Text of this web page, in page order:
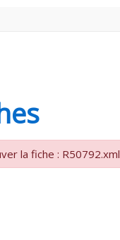
la fiche : R50792.xml